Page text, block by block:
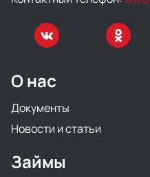
О нас
Документы
Новости и статьи
Займы